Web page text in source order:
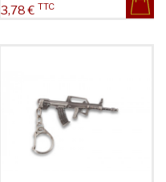
Prix
3,78 € TTC